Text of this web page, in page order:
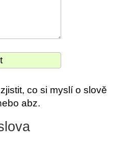
co si myslí o slově
abz.